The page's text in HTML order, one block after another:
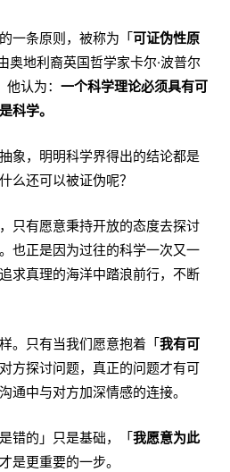
一条原则，被称为「 可证伪性原
奥地利裔英国哲学家卡尔·波普尔
认为： 一个科学理论必须具有可
科学。
象，明明科学界得出的结论都是
么还可以被证伪呢？
只有愿意秉持开放的态度去探讨
也正是因为过往的科学一次又一
求真理的海洋中踏浪前行，不断
。只有当我们愿意抱着「 我有可
方探讨问题，真正的问题才有可
通中与对方加深情感的连接。
错的」只是基础，「 我愿意为此
是更重要的一步。